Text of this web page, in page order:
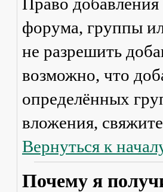
форума, группы
не разрешить
возможно, что
определённых
вложения,
Вернуться к
Почему я